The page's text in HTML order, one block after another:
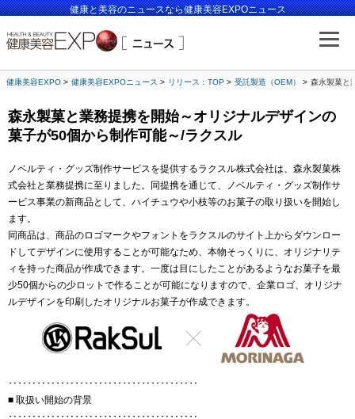
健康と美容のニュースなら健康美容EXPOニュース
健康美容EXPO 健康美容EXPOニュース リリース：TOP 受託製造（OEM） 森永製菓と
森永製菓と業務提携を開始～オリジナルデザインの
菓子が50個から制作可能～/ラクスル
ノベルティ・グッズ制作サービスを提供するラクスル株式会社は、森永製菓株
式会社と業務提携に至りました。同提携を通じて、ノベルティ・グッズ制作サ
ービス事業の新商品として、ハイチュウや小枝等のお菓子の取り扱いを開始し
ます。
同商品は、商品のロゴマークやフォントをラクスルのサイト上からダウンロー
ドしてデザインに使用することが可能なため、本物そっくりに、オリジナリテ
ィを持った商品が作成できます。一度は目にしたことがあるようなお菓子を最
少50個からの少ロットで作ることが可能になりますので、企業ロゴ、オリジナ
ルデザインを印刷したオリジナルお菓子が作成できます。
‥‥‥‥‥‥‥‥‥‥‥‥‥‥‥‥‥‥‥‥
■ 取扱い開始の背景